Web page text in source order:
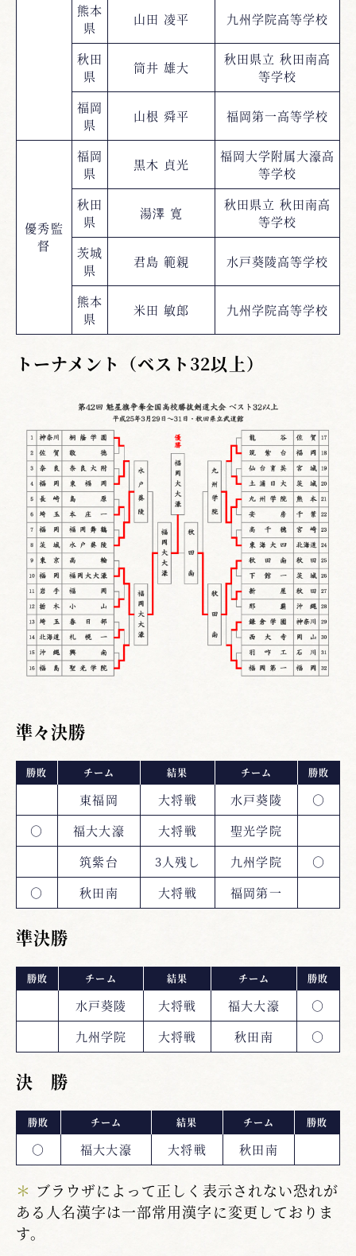
熊本
県
山田 凌平 九州学院高等学校
秋田
県
筒井 雄大
秋田県立 秋田南高
等学校
福岡
県
山根 舜平 福岡第一高等学校
優秀監
督
福岡
県
黒木 貞光
福岡大学附属大濠高
等学校
秋田
県
湯澤 寛
秋田県立 秋田南高
等学校
茨城
県
君島 範親 水戸葵陵高等学校
熊本
県
米田 敏郎 九州学院高等学校
トーナメント（ベスト32以上）
準々決勝
勝敗 チーム 結果 チーム 勝敗
東福岡 大将戦 水戸葵陵
○
○
福大大濠 大将戦
聖光学院
筑紫台
3人残し 九州学院
○
○
秋田南 大将戦 福岡第一
準決勝
勝敗 チーム 結果 チーム 勝敗
水戸葵陵 大将戦 福大大濠
○
九州学院
大将戦 秋田南 ○
決 勝
勝敗 チーム 結果 チーム 勝敗
○ 福大大濠 大将戦 秋田南
＊ ブラウザによって正しく表示されない恐れが
ある人名漢字は一部常用漢字に変更しておりま
す。